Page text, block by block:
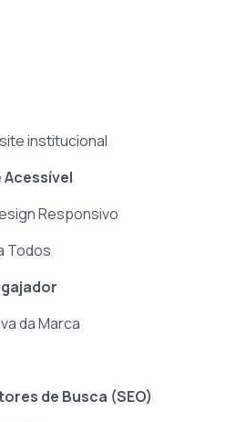
institucional
Acessível
Responsivo
Todos
da Marca
de Busca (SEO)